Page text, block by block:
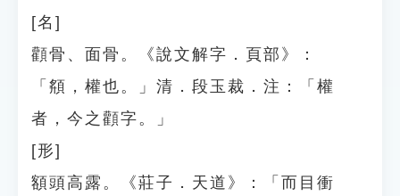
[名]
顴骨、面骨。《說文解字．頁部》：
「頯，權也。」清．段玉裁．注：「權
者，今之顴字。」
[形]
額頭高露。《莊子．天道》：「而目衝